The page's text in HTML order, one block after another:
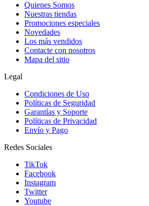
Quienes Somos
Nuestras tiendas
Promociones especiales
Novedades
Los más vendidos
Contacte con nosotros
Mapa del sitio
Legal
Condiciones de Uso
Políticas de Seguridad
Garantías y Soporte
Políticas de Privacidad
Envío y Pago
Redes Sociales
TikTok
Facebook
Instagram
Twitter
Youtube